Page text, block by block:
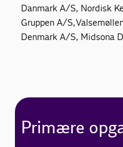
Danmark A/S, Nordisk
Gruppen A/S,
Denmark A/S, Midsona
Primære